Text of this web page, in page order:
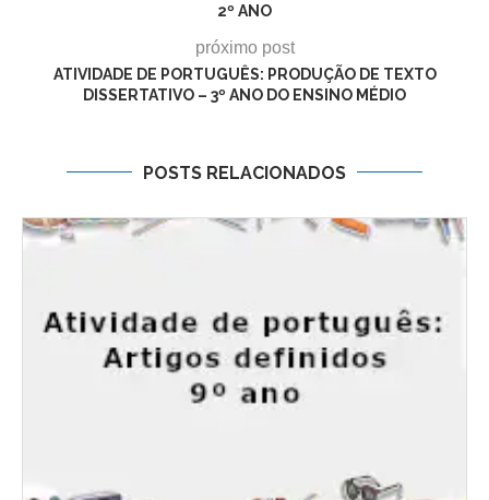
2º ANO
próximo post
ATIVIDADE DE PORTUGUÊS: PRODUÇÃO DE TEXTO
DISSERTATIVO – 3º ANO DO ENSINO MÉDIO
POSTS RELACIONADOS